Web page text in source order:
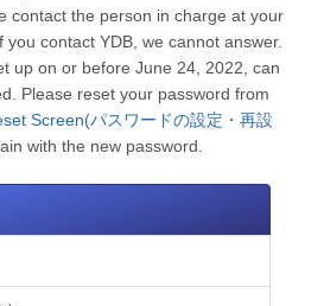
contact the person in charge at your
you contact YDB, we cannot answer.
up on or before June 24, 2022, can
Please reset your password from
Screen(パスワードの設定・再設
with the new password.